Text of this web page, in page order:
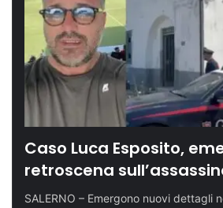
Caso Luca Esposito,
retroscena
SALERNO – Emergono nuovi dettagli